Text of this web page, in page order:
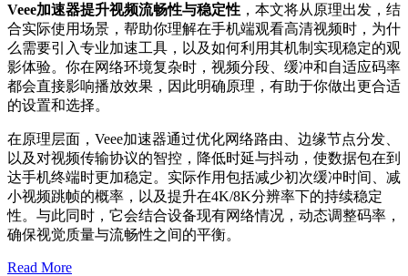
Veee加速器提升视频流畅性与稳定性 ，本文将从原理出发，结
合实际使用场景，帮助你理解在手机端观看高清视频时，为什
么需要引入专业加速工具，以及如何利用其机制实现稳定的观
影体验。你在网络环境复杂时，视频分段、缓冲和自适应码率
都会直接影响播放效果，因此明确原理，有助于你做出更合适
的设置和选择。
在原理层面，Veee加速器通过优化网络路由、边缘节点分发、
以及对视频传输协议的智控，降低时延与抖动，使数据包在到
达手机终端时更加稳定。实际作用包括减少初次缓冲时间、减
小视频跳帧的概率，以及提升在4K/8K分辨率下的持续稳定
性。与此同时，它会结合设备现有网络情况，动态调整码率，
确保视觉质量与流畅性之间的平衡。
Read More